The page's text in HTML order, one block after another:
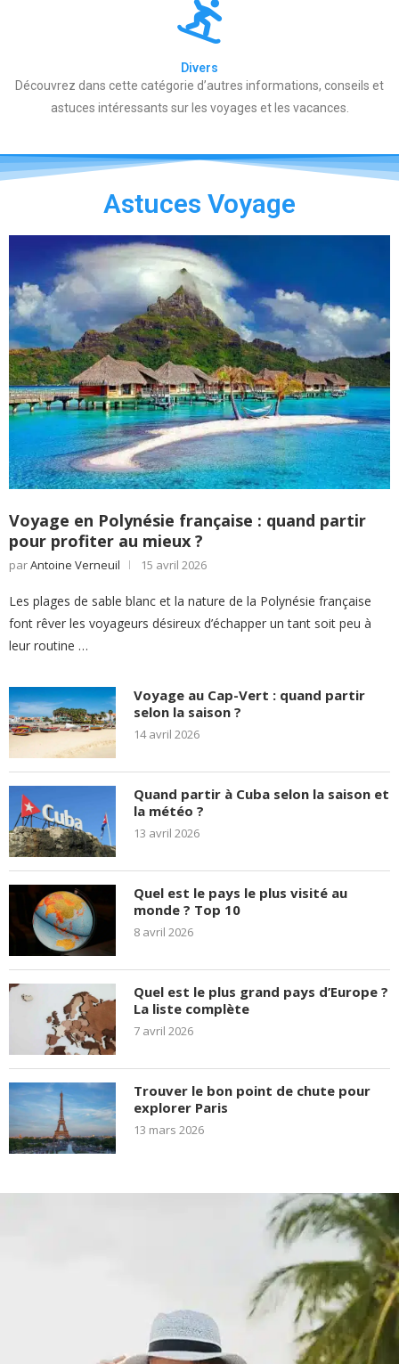
Divers
Découvrez dans cette catégorie d’autres informations, conseils et
astuces intéressants sur les voyages et les vacances.
Astuces Voyage
Voyage en Polynésie française : quand partir
pour profiter au mieux ?
parAntoine Verneuil 15 avril 2026
Les plages de sable blanc et la nature de la Polynésie française
font rêver les voyageurs désireux d’échapper un tant soit peu à
leur routine …
Voyage au Cap-Vert : quand partir
selon la saison ?
14 avril 2026
Quand partir à Cuba selon la saison et
la météo ?
13 avril 2026
Quel est le pays le plus visité au
monde ? Top 10
8 avril 2026
Quel est le plus grand pays d’Europe ?
La liste complète
7 avril 2026
Trouver le bon point de chute pour
explorer Paris
13 mars 2026